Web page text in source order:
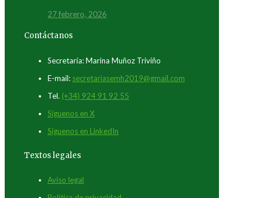
27 febrero, 2026
Contáctanos
Secretaría: Marina Muñoz Triviño
E-mail: secretariasemh2019@gmail.com
Tel. (+34) 924 91 92 55
Síguenos en X
Síguenos en LinkedIn
Textos legales
Aviso legal